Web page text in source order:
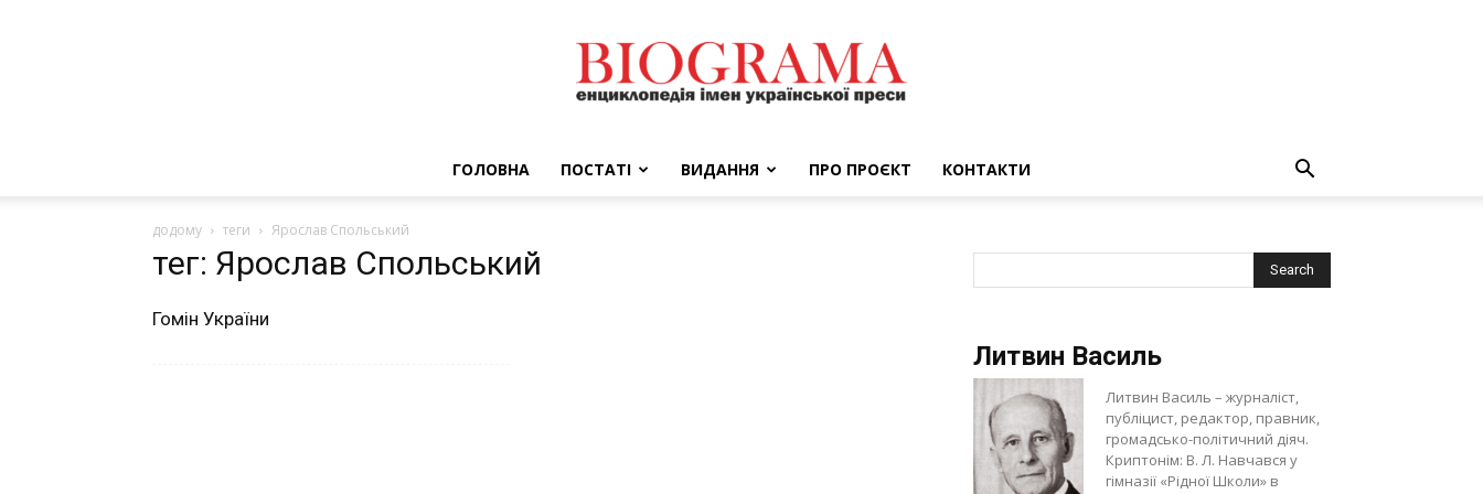
BIOGRAMA
ГОЛОВНА ПОСТАТІ ВИДАННЯ ПРО ПРОЄКТ КОНТАКТИ
додому теги Ярослав Спольський
тег: Ярослав Спольський
Гомін України
Литвин Василь
Литвин Василь – журналіст,
публіцист, редактор, правник,
громадсько-політичний діяч.
Криптонім: В. Л. Навчався у
гімназії «Рідної Школи» в